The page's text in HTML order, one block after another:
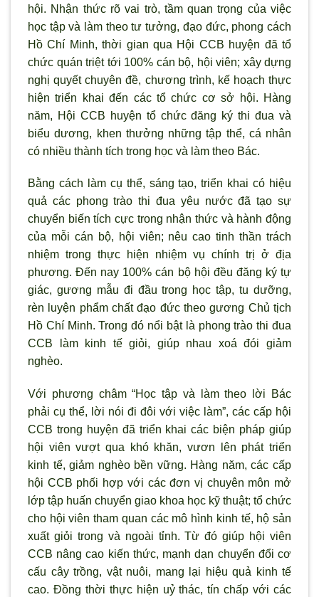
hội. Nhận thức rõ vai trò, tầm quan trọng của việc
học tập và làm theo tư tưởng, đạo đức, phong cách
Hồ Chí Minh, thời gian qua Hội CCB huyện đã tổ
chức quán triệt tới 100% cán bộ, hội viên; xây dựng
nghị quyết chuyên đề, chương trình, kế hoạch thực
hiện triển khai đến các tổ chức cơ sở hội. Hàng
năm, Hội CCB huyện tổ chức đăng ký thi đua và
biểu dương, khen thưởng những tập thể, cá nhân
có nhiều thành tích trong học và làm theo Bác.
Bằng cách làm cụ thể, sáng tạo, triển khai có hiệu
quả các phong trào thi đua yêu nước đã tạo sự
chuyển biến tích cực trong nhận thức và hành động
của mỗi cán bộ, hội viên; nêu cao tinh thần trách
nhiệm trong thực hiện nhiệm vụ chính trị ở địa
phương. Đến nay 100% cán bộ hội đều đăng ký tự
giác, gương mẫu đi đầu trong học tập, tu dưỡng,
rèn luyện phẩm chất đạo đức theo gương Chủ tịch
Hồ Chí Minh. Trong đó nổi bật là phong trào thi đua
CCB làm kinh tế giỏi, giúp nhau xoá đói giảm
nghèo.
Với phương châm “Học tập và làm theo lời Bác
phải cụ thể, lời nói đi đôi với việc làm”, các cấp hội
CCB trong huyện đã triển khai các biện pháp giúp
hội viên vượt qua khó khăn, vươn lên phát triển
kinh tế, giảm nghèo bền vững. Hàng năm, các cấp
hội CCB phối hợp với các đơn vị chuyên môn mở
lớp tập huấn chuyển giao khoa học kỹ thuật; tổ chức
cho hội viên tham quan các mô hình kinh tế, hộ sản
xuất giỏi trong và ngoài tỉnh. Từ đó giúp hội viên
CCB nâng cao kiến thức, mạnh dạn chuyển đổi cơ
cấu cây trồng, vật nuôi, mang lại hiệu quả kinh tế
cao. Đồng thời thực hiện uỷ thác, tín chấp với các